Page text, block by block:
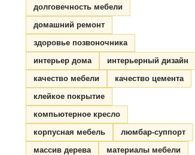
долговечность мебели
домашний ремонт
здоровье позвоночника
интерьер дома
интерьерный дизайн
качество мебели
качество цемента
клейкое покрытие
компьютерное кресло
корпусная мебель
люмбар-суппорт
массив дерева
материалы мебели